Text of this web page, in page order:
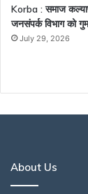
Korba : समाज
जनसंपर्क विभाग को
July 29, 2026
About Us